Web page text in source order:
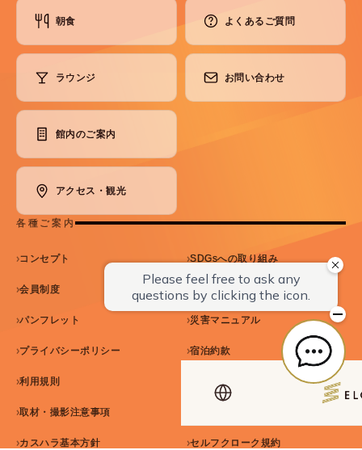
朝食
ラウンジ
館内のご案内
アクセス・観光
よくあるご質問
お問い合わせ
各種ご案内
コンセプト SDGsへの取り組み
会員制度 メディア掲載情報
パンフレット 災害マニュアル
プライバシーポリシー 宿泊約款
利用規則 預かり品規定
取材・撮影注意事項
カスハラ基本方針 セルフクローク規約